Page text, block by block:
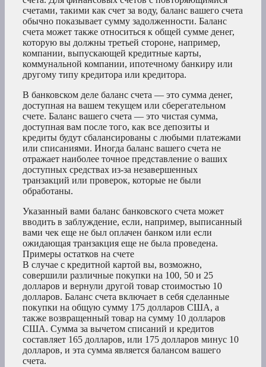
счетами, такими как счет за воду, баланс вашего счета
обычно показывает сумму задолженности. Баланс
счета может также относиться к общей сумме денег,
которую вы должны третьей стороне, например,
компании, выпускающей кредитные карты,
коммунальной компании, ипотечному банкиру или
другому типу кредитора или кредитора.
В банковском деле баланс счета — это сумма денег,
доступная на вашем текущем или сберегательном
счете. Баланс вашего счета — это чистая сумма,
доступная вам после того, как все депозиты и
кредиты будут сбалансированы с любыми платежами
или списаниями. Иногда баланс вашего счета не
отражает наиболее точное представление о ваших
доступных средствах из-за незавершенных
транзакций или проверок, которые не были
обработаны.
Указанный вами баланс банковского счета может
вводить в заблуждение, если, например, выписанный
вами чек еще не был оплачен банком или если
ожидающая транзакция еще не была проведена.
Примеры остатков на счете
В случае с кредитной картой вы, возможно,
совершили различные покупки на 100, 50 и 25
долларов и вернули другой товар стоимостью 10
долларов. Баланс счета включает в себя сделанные
покупки на общую сумму 175 долларов США, а
также возвращенный товар на сумму 10 долларов
США. Сумма за вычетом списаний и кредитов
составляет 165 долларов, или 175 долларов минус 10
долларов, и эта сумма является балансом вашего
счета.